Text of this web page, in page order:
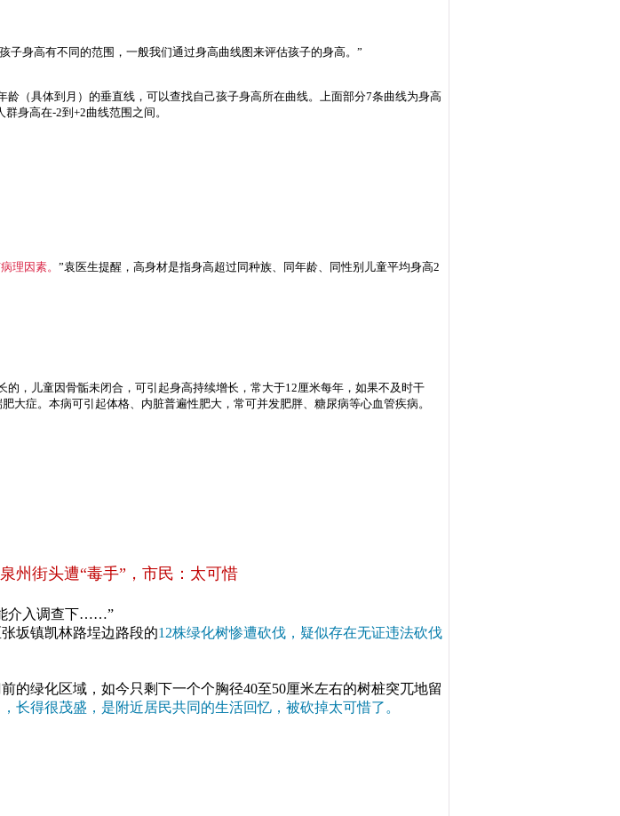
子身高有不同的范围，一般我们通过身高曲线图来评估孩子的身高。”
（具体到月）的垂直线，可以查找自己孩子身高所在曲线。上面部分7条曲线为身高
身高在-2到+2曲线范围之间。
理因素。 ”袁医生提醒，高身材是指身高超过同种族、同年龄、同性别儿童平均身高2
，儿童因骨骺未闭合，可引起身高持续增长，常大于12厘米每年，如果不及时干
症。本病可引起体格、内脏普遍性肥大，常可并发肥胖、糖尿病等心血管疾病。
州街头遭“毒手”，市民：太可惜
介入调查下……”
坂镇凯林路埕边路段的12株绿化树惨遭砍伐 ，疑似存在无证违法砍伐
的绿化区域，如今只剩下一个个胸径40至50厘米左右的树桩突兀地留
长得很茂盛，是附近居民共同的生活回忆，被砍掉太可惜了。